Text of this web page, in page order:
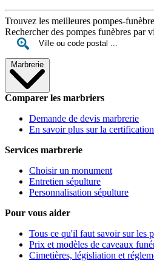
Trouvez les meilleures pompes-
Rechercher des pompes funèbres par
Marbrerie
Comparer les marbriers
Demande de devis marbrerie
En savoir plus sur la
Services marbrerie
Choisir un monument
Entretien sépulture
Personnalisation sépulture
Pour vous aider
Tous ce qu'il faut savoir sur les
Prix et modèles de caveaux
Cimetières, législiation et